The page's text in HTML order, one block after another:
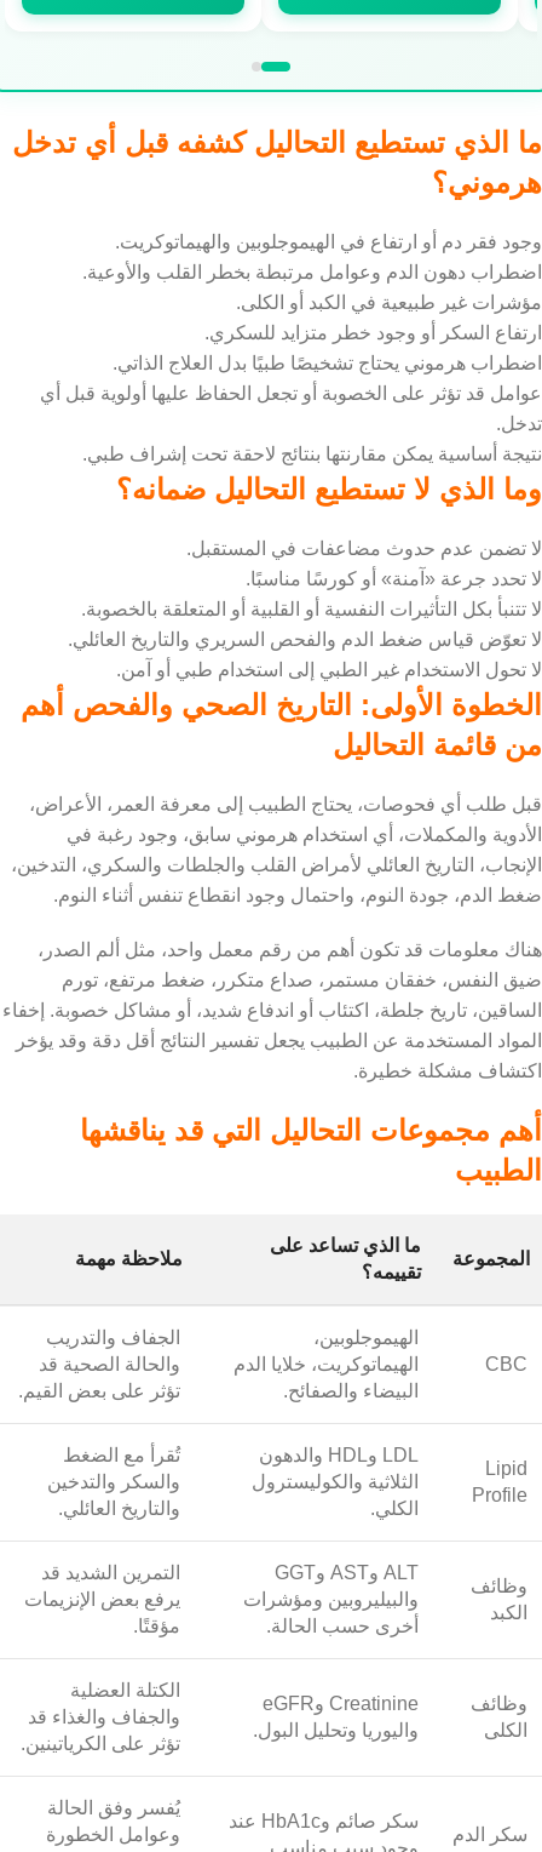
ما الذي تستطيع التحاليل كشفه قبل أي تدخل
هرموني؟
وجود فقر دم أو ارتفاع في الهيموجلوبين والهيماتوكريت.
اضطراب دهون الدم وعوامل مرتبطة بخطر القلب والأوعية.
مؤشرات غير طبيعية في الكبد أو الكلى.
ارتفاع السكر أو وجود خطر متزايد للسكري.
اضطراب هرموني يحتاج تشخيصًا طبيًا بدل العلاج الذاتي.
عوامل قد تؤثر على الخصوبة أو تجعل الحفاظ عليها أولوية قبل أي
تدخل.
نتيجة أساسية يمكن مقارنتها بنتائج لاحقة تحت إشراف طبي.
وما الذي لا تستطيع التحاليل ضمانه؟
لا تضمن عدم حدوث مضاعفات في المستقبل.
لا تحدد جرعة «آمنة» أو كورسًا مناسبًا.
لا تتنبأ بكل التأثيرات النفسية أو القلبية أو المتعلقة بالخصوبة.
لا تعوّض قياس ضغط الدم والفحص السريري والتاريخ العائلي.
لا تحول الاستخدام غير الطبي إلى استخدام طبي أو آمن.
الخطوة الأولى: التاريخ الصحي والفحص أهم
من قائمة التحاليل
قبل طلب أي فحوصات، يحتاج الطبيب إلى معرفة العمر، الأعراض،
الأدوية والمكملات، أي استخدام هرموني سابق، وجود رغبة في
الإنجاب، التاريخ العائلي لأمراض القلب والجلطات والسكري، التدخين،
ضغط الدم، جودة النوم، واحتمال وجود انقطاع تنفس أثناء النوم.
هناك معلومات قد تكون أهم من رقم معمل واحد، مثل ألم الصدر،
ضيق النفس، خفقان مستمر، صداع متكرر، ضغط مرتفع، تورم
الساقين، تاريخ جلطة، اكتئاب أو اندفاع شديد، أو مشاكل خصوبة. إخفاء
المواد المستخدمة عن الطبيب يجعل تفسير النتائج أقل دقة وقد يؤخر
اكتشاف مشكلة خطيرة.
أهم مجموعات التحاليل التي قد يناقشها
الطبيب
المجموعة
ما الذي تساعد على
تقييمه؟
ملاحظة مهمة
CBC
الهيموجلوبين،
الهيماتوكريت، خلايا الدم
البيضاء والصفائح.
الجفاف والتدريب
والحالة الصحية قد
تؤثر على بعض القيم.
Lipid
Profile
LDL وHDL والدهون
الثلاثية والكوليسترول
الكلي.
تُقرأ مع الضغط
والسكر والتدخين
والتاريخ العائلي.
وظائف
الكبد
ALT وAST وGGT
والبيليروبين ومؤشرات
أخرى حسب الحالة.
التمرين الشديد قد
يرفع بعض الإنزيمات
مؤقتًا.
وظائف
الكلى
Creatinine وeGFR
واليوريا وتحليل البول.
الكتلة العضلية
والجفاف والغذاء قد
تؤثر على الكرياتينين.
سكر الدم
سكر صائم وHbA1c عند
وجود سبب مناسب.
يُفسر وفق الحالة
وعوامل الخطورة